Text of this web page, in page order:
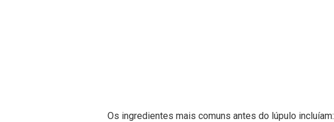
Os ingredientes mais comuns antes do lúpulo incluíam: